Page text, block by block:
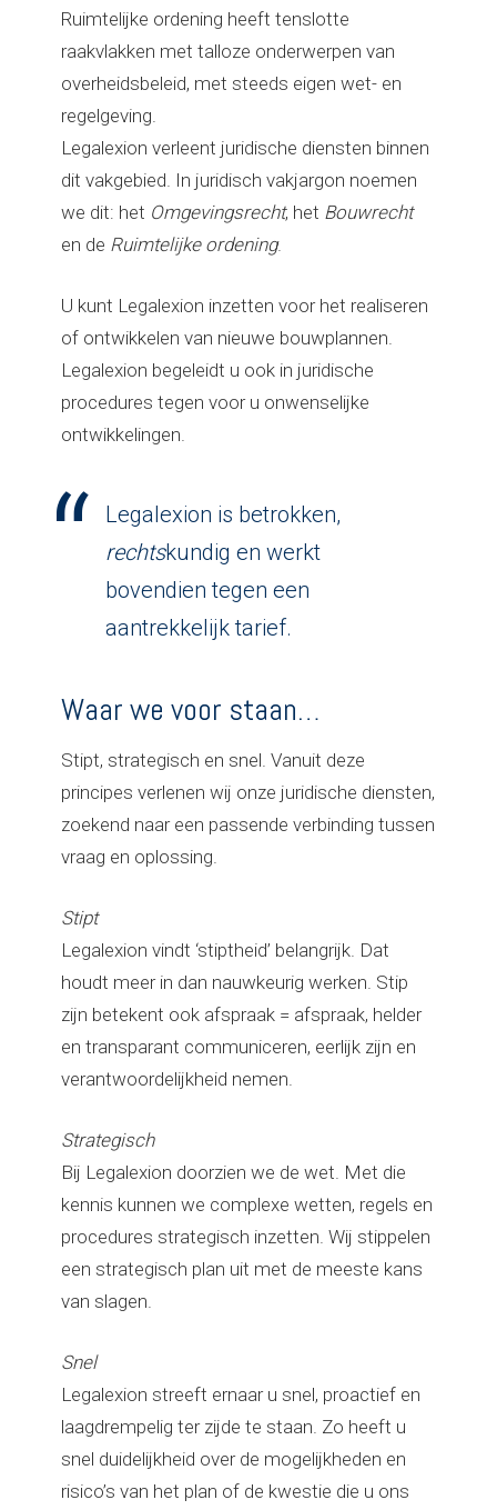
Ruimtelijke ordening heeft tenslotte
raakvlakken met talloze onderwerpen van
overheidsbeleid, met steeds eigen wet- en
regelgeving.
Legalexion verleent juridische diensten binnen
dit vakgebied. In juridisch vakjargon noemen
we dit: het Omgevingsrecht, het Bouwrecht
en de Ruimtelijke ordening.
U kunt Legalexion inzetten voor het realiseren
of ontwikkelen van nieuwe bouwplannen.
Legalexion begeleidt u ook in juridische
procedures tegen voor u onwenselijke
ontwikkelingen.
Legalexion is betrokken,
rechtskundig en werkt
bovendien tegen een
aantrekkelijk tarief.
Waar we voor staan…
Stipt, strategisch en snel. Vanuit deze
principes verlenen wij onze juridische diensten,
zoekend naar een passende verbinding tussen
vraag en oplossing.
Stipt
Legalexion vindt ‘stiptheid’ belangrijk. Dat
houdt meer in dan nauwkeurig werken. Stip
zijn betekent ook afspraak = afspraak, helder
en transparant communiceren, eerlijk zijn en
verantwoordelijkheid nemen.
Strategisch
Bij Legalexion doorzien we de wet. Met die
kennis kunnen we complexe wetten, regels en
procedures strategisch inzetten. Wij stippelen
een strategisch plan uit met de meeste kans
van slagen.
Snel
Legalexion streeft ernaar u snel, proactief en
laagdrempelig ter zijde te staan. Zo heeft u
snel duidelijkheid over de mogelijkheden en
risico’s van het plan of de kwestie die u ons